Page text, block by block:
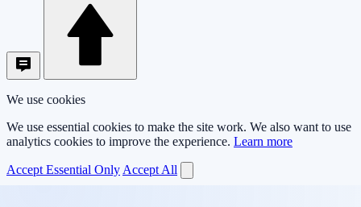
We use cookies
We use essential cookies to make the site work. We also want to use
analytics cookies to improve the experience. Learn more
Accept Essential Only Accept All